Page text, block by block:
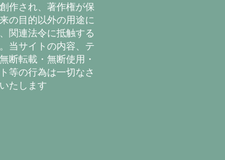
作され、著作権が保
の目的以外の用途に
関連法令に抵触する
当サイトの内容、テ
断転載・無断使用・
等の行為は一切なさ
たします